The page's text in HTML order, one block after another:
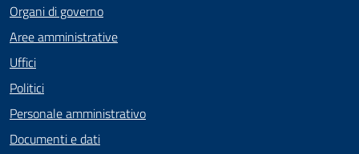
Organi di governo
Aree amministrative
Uffici
Politici
Personale amministrativo
Documenti e dati